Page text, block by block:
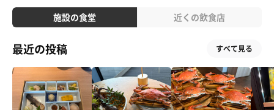
施設の食堂 近くの飲食店
最近の投稿 すべて見る